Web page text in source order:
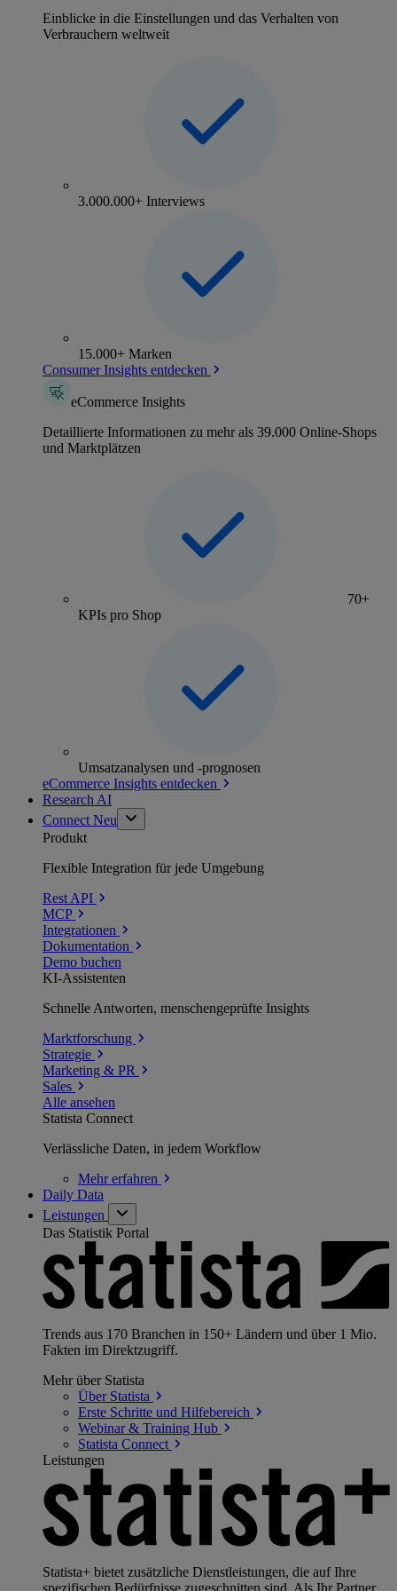
Einblicke in die Einstellungen und das Verhalten von
Verbrauchern weltweit
3.000.000+ Interviews
15.000+ Marken
Consumer Insights entdecken
eCommerce Insights
Detaillierte Informationen zu mehr als 39.000 Online-Shops
und Marktplätzen
70+
KPIs pro Shop
Umsatzanalysen und -prognosen
eCommerce Insights entdecken
Research AI
Connect Neu
Produkt
Flexible Integration für jede Umgebung
Rest API
MCP
Integrationen
Dokumentation
Demo buchen
KI-Assistenten
Schnelle Antworten, menschengeprüfte Insights
Marktforschung
Strategie
Marketing & PR
Sales
Alle ansehen
Statista Connect
Verlässliche Daten, in jedem Workflow
Mehrerfahren
Daily Data
Leistungen
Das Statistik Portal
Trends aus 170 Branchen in 150+ Ländern und über 1 Mio.
Fakten im Direktzugriff.
Mehr über Statista
Über Statista
Erste Schritte und Hilfebereich
Webinar & Training Hub
Statista Connect
Leistungen
Statista+ bietet zusätzliche Dienstleistungen, die auf Ihre
spezifischen Bedürfnisse zugeschnitten sind. Als Ihr Partner